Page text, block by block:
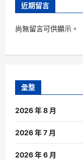
近期留言
尚無留言可供顯示。
彙整
2026 年 8 月
2026 年 7 月
2026 年 6 月